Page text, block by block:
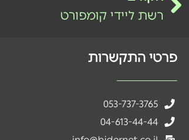
רשת ליידי קומפורט
פרטי התקשרות
053-737-3765
04-613-44-44